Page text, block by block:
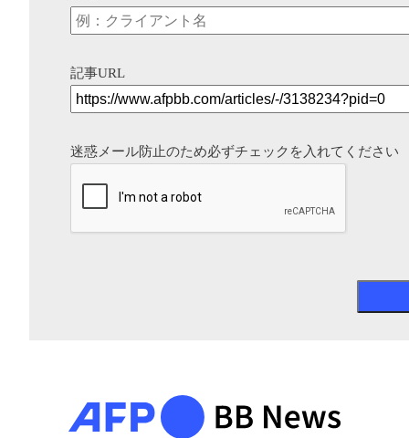
記事URL
迷惑メール防止のため必ずチェックを入れてください